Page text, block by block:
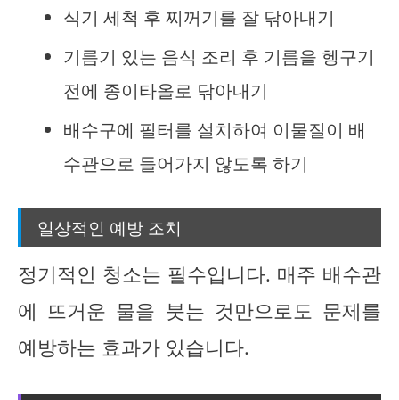
식기 세척 후 찌꺼기를 잘 닦아내기
기름기 있는 음식 조리 후 기름을 헹구기
전에 종이타올로 닦아내기
배수구에 필터를 설치하여 이물질이 배
수관으로 들어가지 않도록 하기
일상적인 예방 조치
정기적인 청소는 필수입니다. 매주 배수관
에 뜨거운 물을 붓는 것만으로도 문제를
예방하는 효과가 있습니다.